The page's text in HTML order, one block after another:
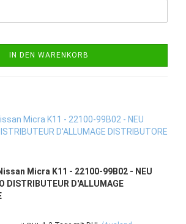
IN DEN WARENKORB
Micra K11 - 22100-99B02 - NEU
DISTRIBUTEUR D'ALLUMAGE